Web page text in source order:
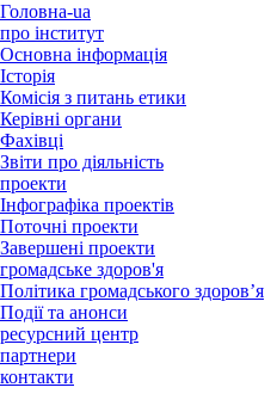
Головна-ua
про інститут
Основна інформація
Історія
Комісія з питань етики
Керівні органи
Фахівці
Звіти про діяльність
проекти
Інфографіка проектів
Поточні проекти
Завершені проекти
громадське здоров'я
Політика громадського здоров’я
Події та анонси
ресурсний центр
партнери
контакти